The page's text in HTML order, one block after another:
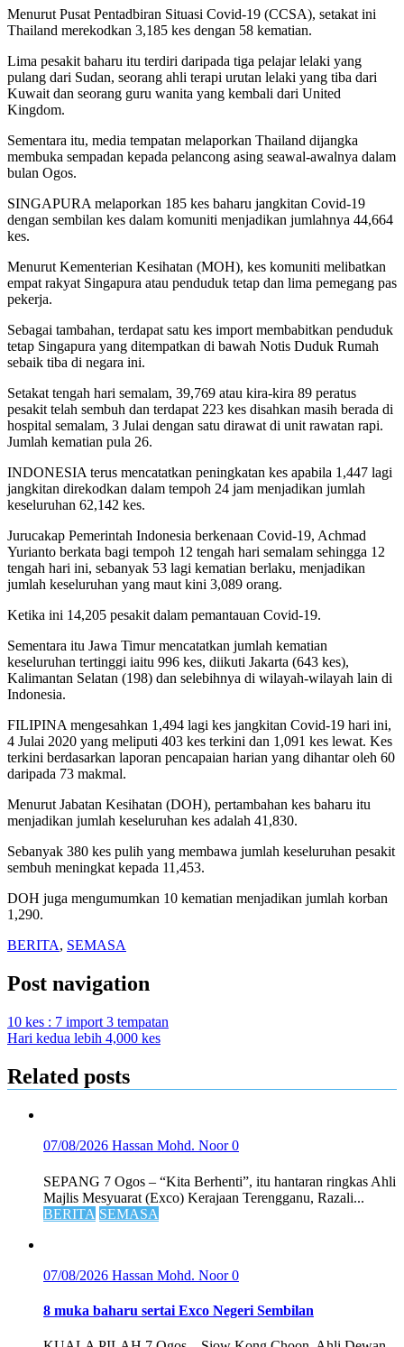
Menurut Pusat Pentadbiran Situasi Covid-19 (CCSA), setakat ini
Thailand merekodkan 3,185 kes dengan 58 kematian.
Lima pesakit baharu itu terdiri daripada tiga pelajar lelaki yang
pulang dari Sudan, seorang ahli terapi urutan lelaki yang tiba dari
Kuwait dan seorang guru wanita yang kembali dari United
Kingdom.
Sementara itu, media tempatan melaporkan Thailand dijangka
membuka sempadan kepada pelancong asing seawal-awalnya dalam
bulan Ogos.
SINGAPURA melaporkan 185 kes baharu jangkitan Covid-19
dengan sembilan kes dalam komuniti menjadikan jumlahnya 44,664
kes.
Menurut Kementerian Kesihatan (MOH), kes komuniti melibatkan
empat rakyat Singapura atau penduduk tetap dan lima pemegang pas
pekerja.
Sebagai tambahan, terdapat satu kes import membabitkan penduduk
tetap Singapura yang ditempatkan di bawah Notis Duduk Rumah
sebaik tiba di negara ini.
Setakat tengah hari semalam, 39,769 atau kira-kira 89 peratus
pesakit telah sembuh dan terdapat 223 kes disahkan masih berada di
hospital semalam, 3 Julai dengan satu dirawat di unit rawatan rapi.
Jumlah kematian pula 26.
INDONESIA terus mencatatkan peningkatan kes apabila 1,447 lagi
jangkitan direkodkan dalam tempoh 24 jam menjadikan jumlah
keseluruhan 62,142 kes.
Jurucakap Pemerintah Indonesia berkenaan Covid-19, Achmad
Yurianto berkata bagi tempoh 12 tengah hari semalam sehingga 12
tengah hari ini, sebanyak 53 lagi kematian berlaku, menjadikan
jumlah keseluruhan yang maut kini 3,089 orang.
Ketika ini 14,205 pesakit dalam pemantauan Covid-19.
Sementara itu Jawa Timur mencatatkan jumlah kematian
keseluruhan tertinggi iaitu 996 kes, diikuti Jakarta (643 kes),
Kalimantan Selatan (198) dan selebihnya di wilayah-wilayah lain di
Indonesia.
FILIPINA mengesahkan 1,494 lagi kes jangkitan Covid-19 hari ini,
4 Julai 2020 yang meliputi 403 kes terkini dan 1,091 kes lewat. Kes
terkini berdasarkan laporan pencapaian harian yang dihantar oleh 60
daripada 73 makmal.
Menurut Jabatan Kesihatan (DOH), pertambahan kes baharu itu
menjadikan jumlah keseluruhan kes adalah 41,830.
Sebanyak 380 kes pulih yang membawa jumlah keseluruhan pesakit
sembuh meningkat kepada 11,453.
DOH juga mengumumkan 10 kematian menjadikan jumlah korban
1,290.
BERITA, SEMASA
Post navigation
10 kes : 7 import 3 tempatan
Hari kedua lebih 4,000 kes
Related posts
07/08/2026 Hassan Mohd. Noor0
SEPANG 7 Ogos – “Kita Berhenti”, itu hantaran ringkas Ahli
Majlis Mesyuarat (Exco) Kerajaan Terengganu, Razali...
BERITA SEMASA
07/08/2026 Hassan Mohd. Noor0
8 muka baharu sertai Exco Negeri Sembilan